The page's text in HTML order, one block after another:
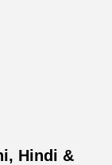
Hindi &